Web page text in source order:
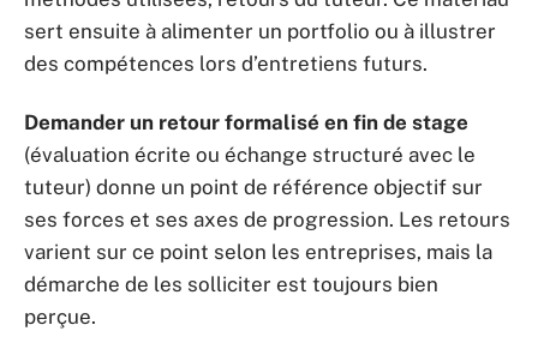
sert ensuite à alimenter un portfolio ou à illustrer
des compétences lors d’entretiens futurs.
Demander un retour formalisé en fin de stage
(évaluation écrite ou échange structuré avec le
tuteur) donne un point de référence objectif sur
ses forces et ses axes de progression. Les retours
varient sur ce point selon les entreprises, mais la
démarche de les solliciter est toujours bien
perçue.